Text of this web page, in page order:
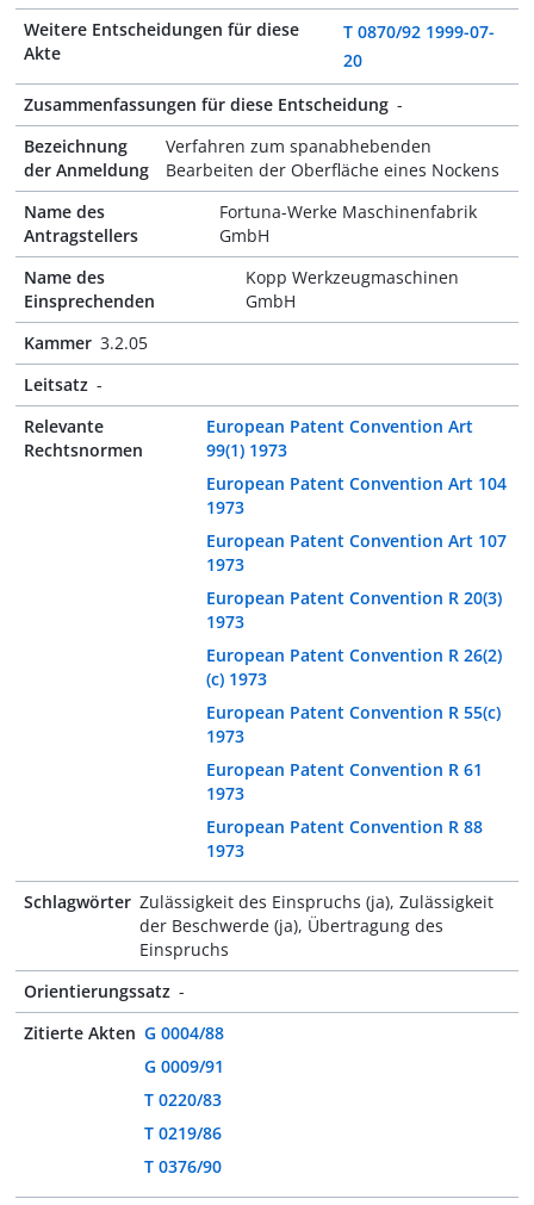
Weitere Entscheidungen für diese
Akte
T 0870/92 1999-07-
20
Zusammenfassungen für diese Entscheidung -
Bezeichnung
der Anmeldung
Verfahren zum spanabhebenden
Bearbeiten der Oberfläche eines Nockens
Name des
Antragstellers
Fortuna-Werke Maschinenfabrik
GmbH
Name des
Einsprechenden
Kopp Werkzeugmaschinen
GmbH
Kammer 3.2.05
Leitsatz -
Relevante
Rechtsnormen
European Patent Convention Art
99(1) 1973
European Patent Convention Art 104
1973
European Patent Convention Art 107
1973
European Patent Convention R 20(3)
1973
European Patent Convention R 26(2)
(c) 1973
European Patent Convention R 55(c)
1973
European Patent Convention R 61
1973
European Patent Convention R 88
1973
Schlagwörter Zulässigkeit des Einspruchs (ja), Zulässigkeit
der Beschwerde (ja), Übertragung des
Einspruchs
Orientierungssatz -
Zitierte Akten G 0004/88
G 0009/91
T 0220/83
T 0219/86
T 0376/90